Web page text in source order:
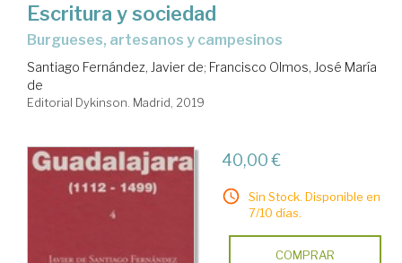
Escritura y sociedad
burgueses, artesanos y campesinos
Santiago Fernández, Javier de; Francisco Olmos, José María
de
Editorial Dykinson. Madrid, 2019
40,00 €
Sin Stock. Disponible en
7/10 días.
COMPRAR